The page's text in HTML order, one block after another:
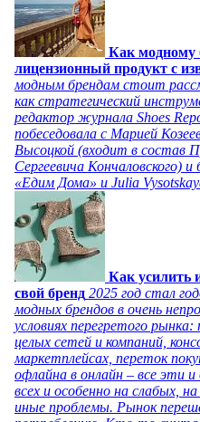
Как модному
лицензионный продукт с
модным брендам стоит
как стратегический
редактор журнала Shoes
побеседовала с Марией
Высоцкой (входит в состав
Сергеевича Кончаловского)
«Едим Дома» и Julia
Как усилить
свой бренд 2025 год стал
модных брендов в очень
условиях перегретого
целых сетей и компаний,
маркетплейсах, переток
офлайна в онлайн – все эти и
всех и особенно на слабых,
иные проблемы. Рынок